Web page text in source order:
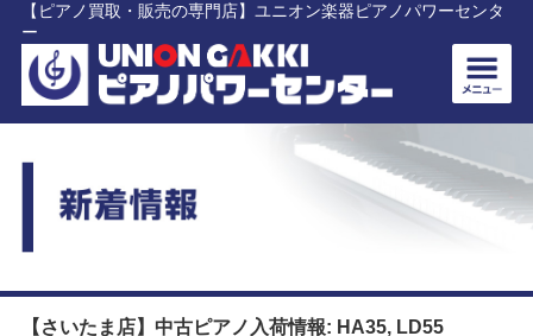
【ピアノ買取・販売の専門店】ユニオン楽器ピアノパワーセンタ
ー
【さいたま店】中古ピアノ入荷情報: HA35, LD55